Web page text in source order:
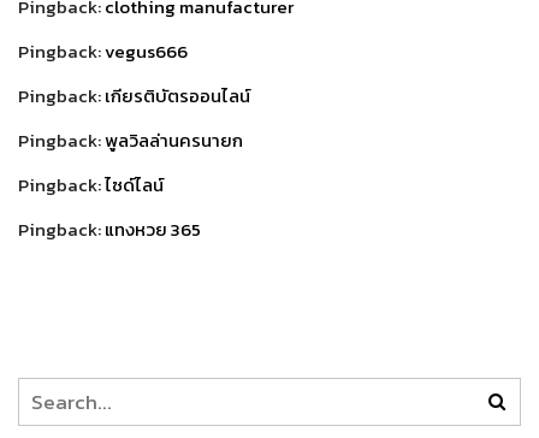
Pingback:clothing manufacturer
Pingback:vegus666
Pingback:เกียรติบัตรออนไลน์
Pingback:พูลวิลล่านครนายก
Pingback:ไซด์ไลน์
Pingback:แทงหวย 365